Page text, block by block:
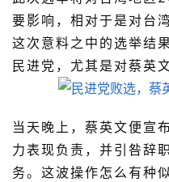
要影响，相对于是对台
这次意料之中的选举结
民进党，尤其是对蔡英
当天晚上，蔡英文便宣
力表现负责，并引咎辞
务。这波操作怎么有种